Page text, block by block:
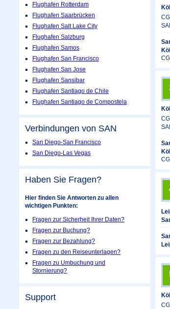
Flughafen Rotterdam
Flughafen Saarbrücken
Flughafen Salt Lake City
Flughafen Salzburg
Flughafen Samos
Flughafen San Francisco
Flughafen San Jose
Flughafen Sansibar
Flughafen Santiago de Chile
Flughafen Santiago de Compostela
Verbindungen von SAN
San Diego-San Francisco
San Diego-Las Vegas
Haben Sie Fragen?
Hier finden Sie Antworten zu allen
wichtigen Punkten:
Fragen zur Sicherheit Ihrer Daten?
Fragen zur Buchung?
Fragen zur Bezahlung?
Fragen zu den Reiseunterlagen?
Fragen zu Umbuchung und
Stornierung?
Support